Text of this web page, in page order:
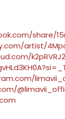
share/
artist/